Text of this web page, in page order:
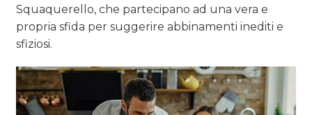
Squaquerello, che partecipano ad una vera e
propria sfida per suggerire abbinamenti inediti e
sfiziosi.